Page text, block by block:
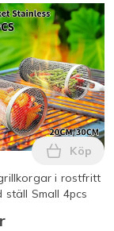
grillkorg i
i rostfritt
ställ Small 4pcs
Lägg
Köp